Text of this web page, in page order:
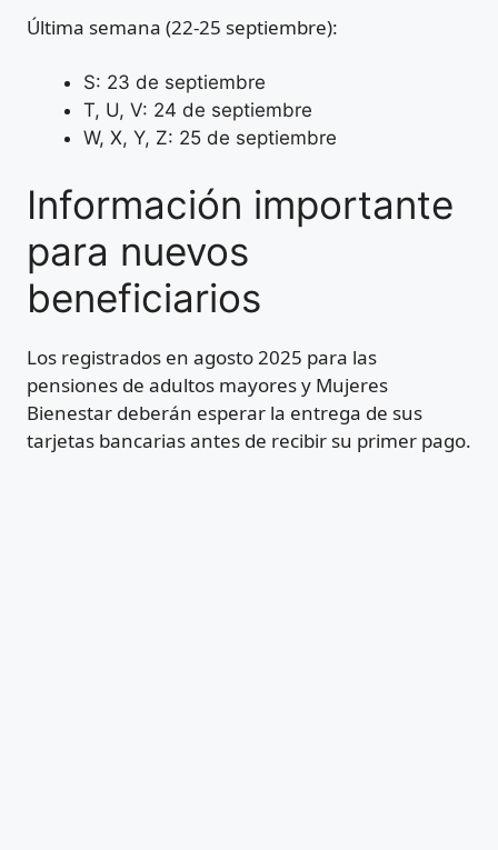
Última semana (22-25 septiembre):
S: 23 de septiembre
T, U, V: 24 de septiembre
W, X, Y, Z: 25 de septiembre
Información importante
para nuevos
beneficiarios
Los registrados en agosto 2025 para las
pensiones de adultos mayores y Mujeres
Bienestar deberán esperar la entrega de sus
tarjetas bancarias antes de recibir su primer pago.